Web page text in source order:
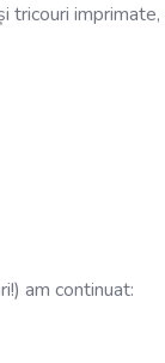
tricouri
am continuat: